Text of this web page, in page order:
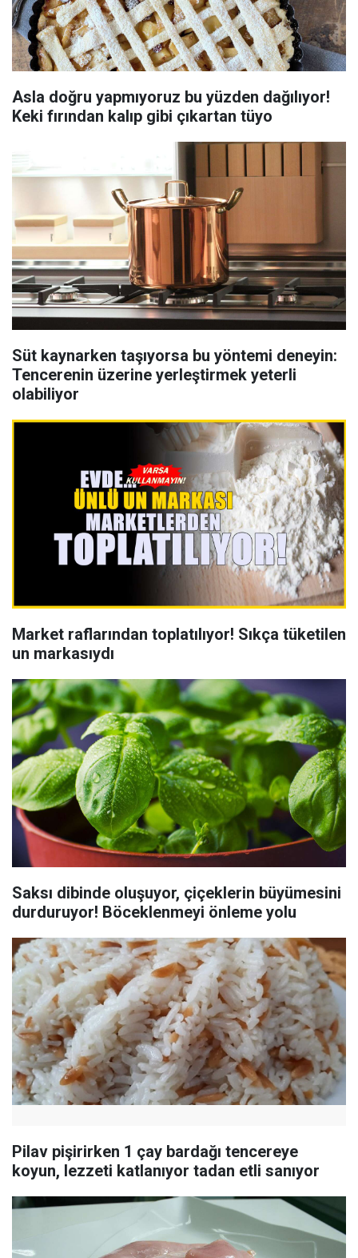
Asla doğru yapmıyoruz bu yüzden dağılıyor!
Keki fırından kalıp gibi çıkartan tüyo
Süt kaynarken taşıyorsa bu yöntemi deneyin:
Tencerenin üzerine yerleştirmek yeterli
olabiliyor
Market raflarından toplatılıyor! Sıkça tüketilen
un markasıydı
Saksı dibinde oluşuyor, çiçeklerin büyümesini
durduruyor! Böceklenmeyi önleme yolu
Pilav pişirirken 1 çay bardağı tencereye
koyun, lezzeti katlanıyor tadan etli sanıyor